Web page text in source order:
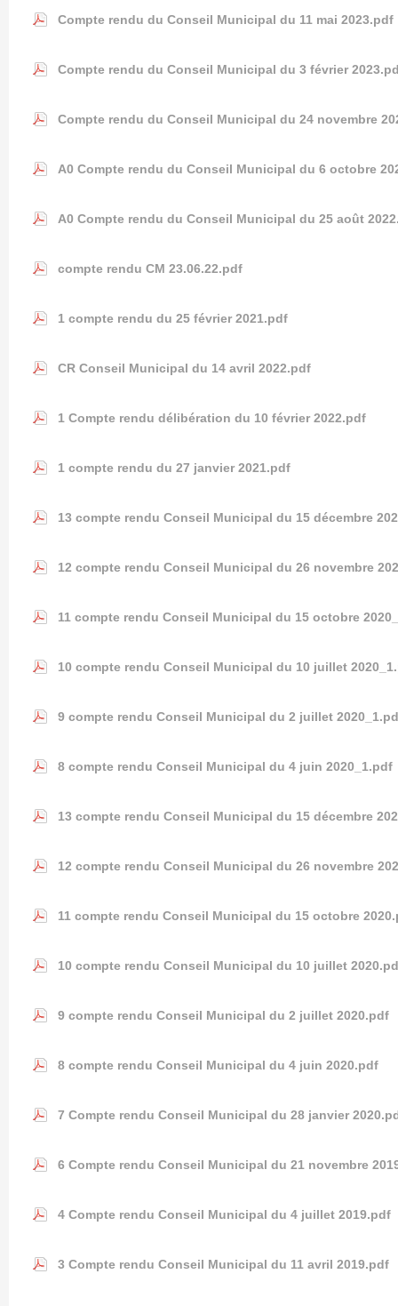
Compte rendu du Conseil Municipal du 11 mai 2023.pdf
Compte rendu du Conseil Municipal du 3 février
Compte rendu du Conseil Municipal du 24 novembre
A0 Compte rendu du Conseil Municipal du 6 octobre
A0 Compte rendu du Conseil Municipal du 25 août
compte rendu CM 23.06.22.pdf
1 compte rendu du 25 février 2021.pdf
CR Conseil Municipal du 14 avril 2022.pdf
1 Compte rendu délibération du 10 février 2022.pdf
1 compte rendu du 27 janvier 2021.pdf
13 compte rendu Conseil Municipal du 15 décembre
12 compte rendu Conseil Municipal du 26 novembre
11 compte rendu Conseil Municipal du 15 octobre
10 compte rendu Conseil Municipal du 10 juillet
9 compte rendu Conseil Municipal du 2 juillet
8 compte rendu Conseil Municipal du 4 juin 2020_1.pdf
13 compte rendu Conseil Municipal du 15 décembre
12 compte rendu Conseil Municipal du 26 novembre
11 compte rendu Conseil Municipal du 15 octobre
10 compte rendu Conseil Municipal du 10 juillet
9 compte rendu Conseil Municipal du 2 juillet 2020.pdf
8 compte rendu Conseil Municipal du 4 juin 2020.pdf
7 Compte rendu Conseil Municipal du 28 janvier
6 Compte rendu Conseil Municipal du 21 novembre
4 Compte rendu Conseil Municipal du 4 juillet 2019.pdf
3 Compte rendu Conseil Municipal du 11 avril 2019.pdf